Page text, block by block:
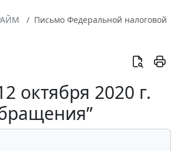
Письмо Федеральной налоговой
октября 2020 г.